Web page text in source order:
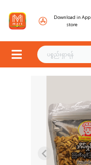
Download in App
store